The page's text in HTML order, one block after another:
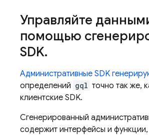
Управляйте
помощью
SDK.
Административные SDK
определений gql точно так же,
клиентские SDK.
Сгенерированный
содержит интерфейсы и функции,